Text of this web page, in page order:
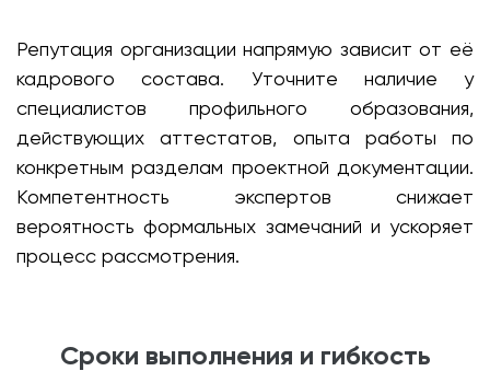
Репутация организации напрямую зависит от её
кадрового состава. Уточните наличие у
специалистов профильного образования,
действующих аттестатов, опыта работы по
конкретным разделам проектной документации.
Компетентность экспертов снижает
вероятность формальных замечаний и ускоряет
процесс рассмотрения.
Сроки выполнения и гибкость